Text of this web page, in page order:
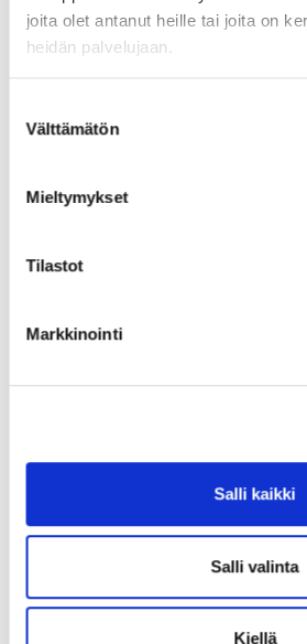
joita olet antanut heille tai joita on
heidän palvelujaan.
valinta
Välttämätön
Mieltymykset
Tilastot
Markkinointi
Salli kaikki
Salli valinta
Kiellä